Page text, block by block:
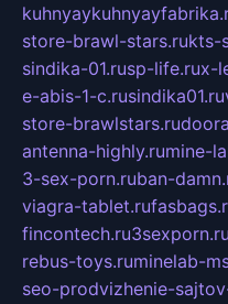
store-brawl-stars.rukts-
sindika-01.rusp-life.rux-
e-abis-1-c.rusindika01.ru
store-brawlstars.ru
antenna-highly.rumine-
3-sex-porn.ruban-
viagra-tablet.ru
fincontech.ru3sexporn.ru
rebus-toys.ruminelab-
seo-prodvizhenie-